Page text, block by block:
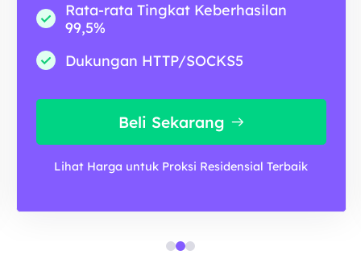
Rata-rata Tingkat Keberhasilan
99,5%
Dukungan HTTP/SOCKS5
Beli Sekarang
Lihat Harga untuk Proksi Residensial Terbaik